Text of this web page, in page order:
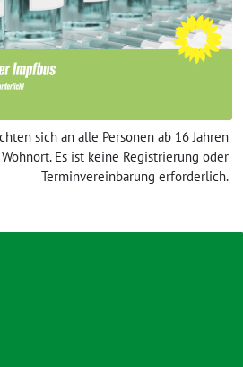
sich an alle Personen ab 16 Jahren
Es ist keine Registrierung oder
Terminvereinbarung erforderlich.